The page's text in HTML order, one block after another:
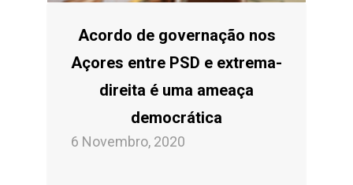
Acordo de governação nos
Açores entre PSD e extrema-
direita é uma ameaça
democrática
6 Novembro, 2020